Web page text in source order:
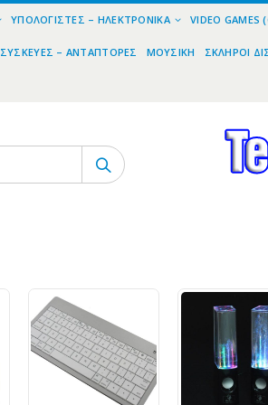
ΥΠΟΛΟΓΙΣΤΈΣ – ΗΛΕΚΤΡΟΝΙΚΆ VIDEO GAMES
ΣΥΣΚΕΥΈΣ – ΑΝΤΆΠΤΟΡΕΣ ΜΟΥΣΙΚΉ ΣΚΛΗΡΟΊ